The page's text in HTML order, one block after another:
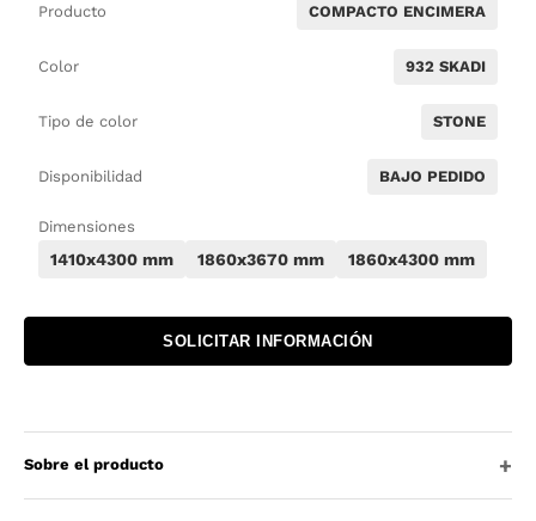
Producto COMPACTO ENCIMERA
Color 932 SKADI
Tipo de color STONE
Disponibilidad BAJO PEDIDO
Dimensiones
1410x4300 mm 1860x3670 mm 1860x4300 mm
SOLICITAR INFORMACIÓN
Sobre el producto